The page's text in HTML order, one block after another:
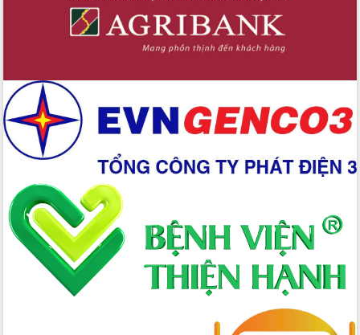
Ứng dụng sinh trắc học - Bước tiến
trong hành trình chuyển đổi số tại Đắk
Đảng từ Sổ tay đảng viên điện tử
Đắk Lắk đẩy mạnh nuôi biển công
nghệ, hướng tới phát triển thủy sản
bền vững
Tập huấn nâng cao năng lực triển khai
chuyển đổi số cho cán bộ, công chức
cấp xã
Đắk Lắk phát động hưởng ứng Ngày
Quyền của người tiêu dùng Việt Nam
2026
Đẩy mạnh cải cách hành chính, quyết
tâm đạt được mục tiêu tăng trưởng
hai con số trong năm 2026